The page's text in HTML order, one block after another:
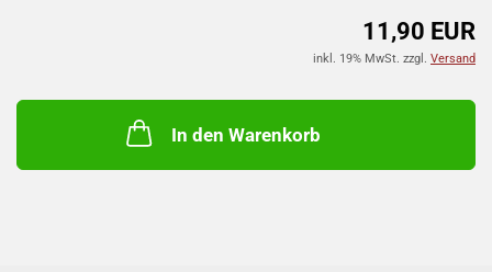
11,90 EUR
inkl. 19% MwSt. zzgl. Versand
In den Warenkorb